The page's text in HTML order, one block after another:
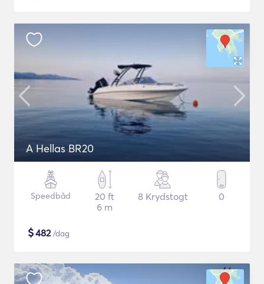
A Hellas BR20
Speedbåd
20 ft
6 m
8 Krydstogt 0
$482/dag